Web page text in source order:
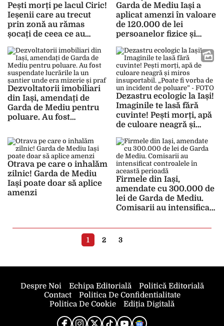
Pești morți pe lacul Ciric!
Ieșenii care au trecut
prin zonă au rămas
șocați de ceea ce au
verifică situația
semnalată de localnici –
FOTO/VIDEO, UPDATE
Garda de Mediu Iași a
aplicat amenzi în valoare
de 120.000 de lei
persoanelor fizice și
intensificat controalele
în această perioadă
Dezvoltatorii imobiliari
din Iași, amendați de
Garda de Mediu pentru
poluare. Au fost
un șantier unde era
mizerie și praf
Dezastru ecologic la Iași!
Imaginile te lasă fără
cuvinte! Pești morți, apă
de culoare neagră și
„Poate fi vorba de un
incident de poluare” –
FOTO
Otrava pe care o inhalăm
zilnic! Garda de Mediu
Iași poate doar să aplice
amenzi
Firmele din Iași,
amendate cu 300.000 de
lei de Garda de Mediu.
Comisarii au intensificat
perioadă
1 2 3
Despre Noi Echipa Editorială
Politică Editorială
Contact
Politica De Confidentialitate
Politica De Cookie
Ediția Digitală